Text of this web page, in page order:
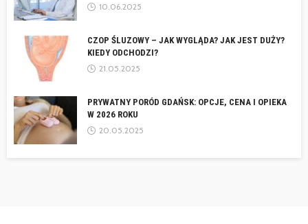
10.06.2025
CZOP ŚLUZOWY – JAK WYGLĄDA? JAK JEST DUŻY?
KIEDY ODCHODZI?
21.05.2025
PRYWATNY PORÓD GDAŃSK: OPCJE, CENA I OPIEKA
W 2026 ROKU
20.05.2025